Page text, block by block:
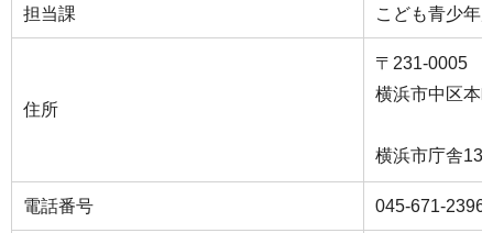
担当課 こども青少年
住所
〒231-0005
横浜市中区
横浜市庁舎13
電話番号 045-671-2396